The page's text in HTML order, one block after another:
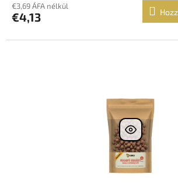
€3,69 ÁFA nélkül
€4,13